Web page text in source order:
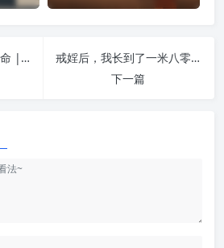
佛菩萨给了我第二次生命 | 让生命恢复纯净
戒婬后，我长到了一米八零 | 让生命恢复纯净
下一篇